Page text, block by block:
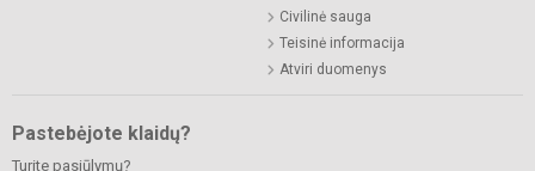
Civilinė sauga
Teisinė informacija
Atviri duomenys
Pastebėjote klaidų?
Turite pasiūlymų?